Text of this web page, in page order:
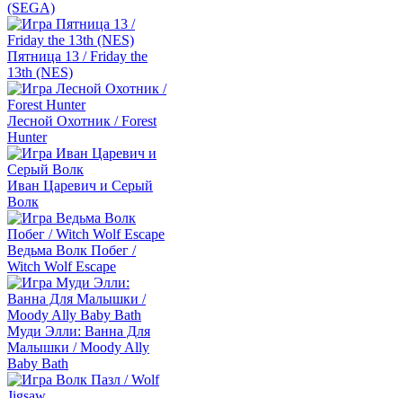
(SEGA)
Пятница 13 / Friday the
13th (NES)
Лесной Охотник / Forest
Hunter
Иван Царевич и Серый
Волк
Ведьма Волк Побег /
Witch Wolf Escape
Муди Элли: Ванна Для
Малышки / Moody Ally
Baby Bath